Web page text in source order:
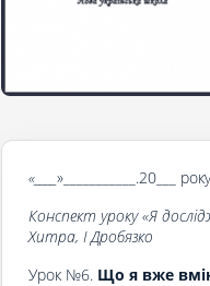
«____ »___________.20___ року
Конспект уроку «Я
Хитра, І Дробязко
Урок №6. Що я вже